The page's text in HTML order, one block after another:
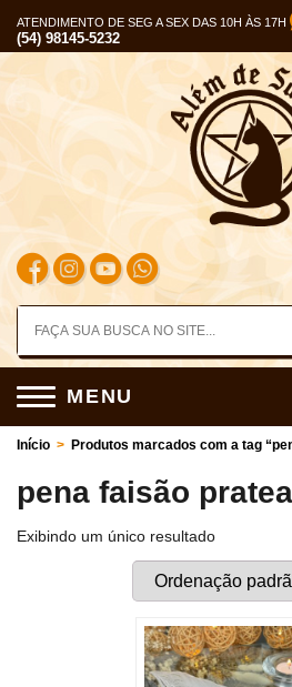
ATENDIMENTO DE SEG A SEX DAS 10H ÀS 17H
(54) 98145-5232
MENU
Início > Produtos marcados com a tag
pena faisão
Exibindo um único resultado